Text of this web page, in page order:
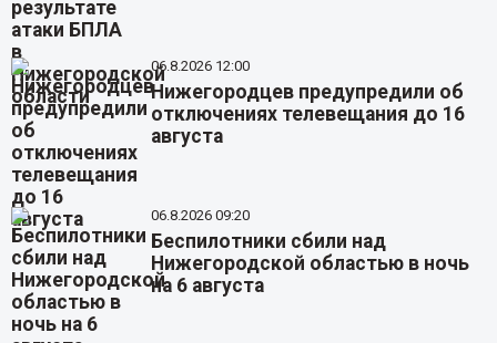
06.8.2026 12:00
Нижегородцев предупредили об
отключениях телевещания до 16
августа
06.8.2026 09:20
Беспилотники сбили над
Нижегородской областью в ночь
на 6 августа